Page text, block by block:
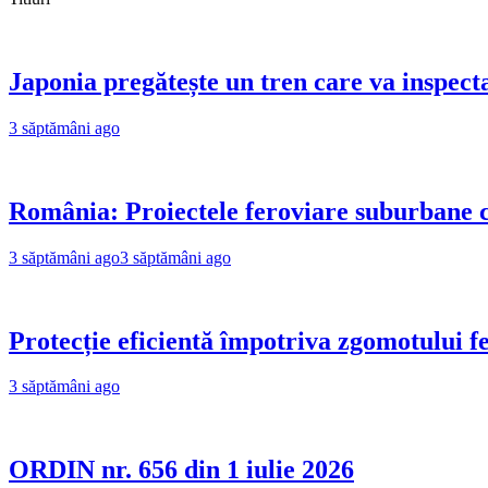
Japonia pregătește un tren care va
3 săptămâni ago
România: Proiectele feroviare suburbane
3 săptămâni ago3 săptămâni ago
Protecție eficientă împotriva zgomotului
3 săptămâni ago
ORDIN nr. 656 din 1 iulie 2026